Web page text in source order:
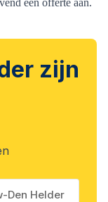
zijn
Den Helder